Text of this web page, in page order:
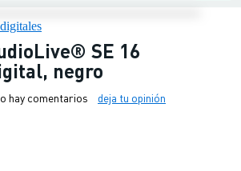
SE 16
negro
hay comentarios deja tu opinión